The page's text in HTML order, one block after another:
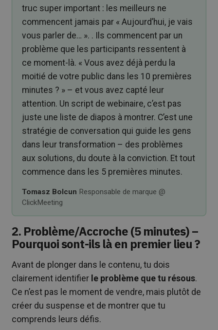
truc super important : les meilleurs ne
commencent jamais par « Aujourd’hui, je vais
vous parler de… ». . Ils commencent par un
problème que les participants ressentent à
ce moment-là. « Vous avez déjà perdu la
moitié de votre public dans les 10 premières
minutes ? » – et vous avez capté leur
attention. Un script de webinaire, c’est pas
juste une liste de diapos à montrer. C’est une
stratégie de conversation qui guide les gens
dans leur transformation – des problèmes
aux solutions, du doute à la conviction. Et tout
commence dans les 5 premières minutes.
Tomasz Bolcun Responsable de marque @
ClickMeeting
2. Problème/Accroche (5 minutes) –
Pourquoi sont-ils là en premier lieu ?
Avant de plonger dans le contenu, tu dois
clairement identifier le problème que tu résous.
Ce n’est pas le moment de vendre, mais plutôt de
créer du suspense et de montrer que tu
comprends leurs défis.